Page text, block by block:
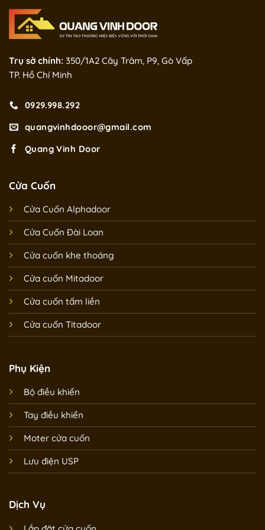
Trụ sở chính: 350/1A2 Cây Trâm, P9, Gò Vấp
TP. Hồ Chí Minh
0929.998.292
quangvinhdooor@gmail.com
Quang Vinh Door
Cửa Cuốn
Cửa Cuốn Alphadoor
Cửa Cuốn Đài Loan
Cửa cuốn khe thoáng
Cửa cuốn Mitadoor
Cửa cuốn tấm liền
Cửa cuốn Titadoor
Phụ Kiện
Bộ điều khiển
Tay điều khiển
Moter cửa cuốn
Lưu điện USP
Dịch Vụ